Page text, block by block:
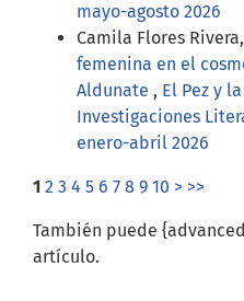
mayo-agosto 2026
Camila Flores Rivera,
femenina en el
Aldunate , El Pez y
Investigaciones
enero-abril 2026
1 2 3 4 5 6 7 8 9 10 > >>
También puede
artículo.